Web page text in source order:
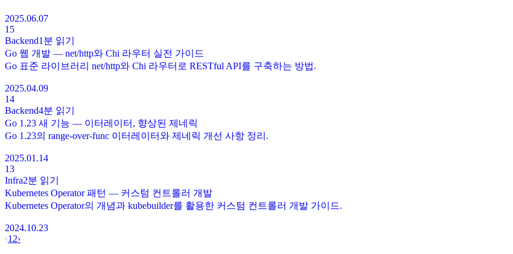
2025.06.07
15
Backend1분 읽기
Go 웹 개발 — net/http와 Chi 라우터 실전 가이드
Go 표준 라이브러리 net/http와 Chi 라우터로 RESTful API를 구축하는 방법.
2025.04.09
14
Backend4분 읽기
Go 1.23 새 기능 — 이터레이터, 향상된 제네릭
Go 1.23의 range-over-func 이터레이터와 제네릭 개선 사항 정리.
2025.01.14
13
Infra2분 읽기
Kubernetes Operator 패턴 — 커스텀 컨트롤러 개발
Kubernetes Operator의 개념과 kubebuilder를 활용한 커스텀 컨트롤러 개발 가이드.
2024.10.23
‹1 2›